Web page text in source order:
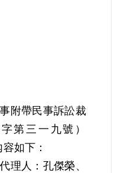
附帶民事訴訟裁
第三一九號）
如下：
理人：孔傑榮、